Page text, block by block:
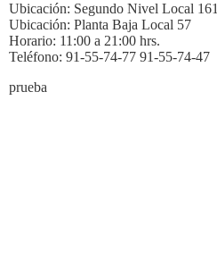
Ubicación: Segundo Nivel Local 161
Ubicación: Planta Baja Local 57
Horario: 11:00 a 21:00 hrs.
Teléfono: 91-55-74-77 91-55-74-47
prueba